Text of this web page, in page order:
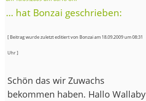
... hat Bonzai geschrieben:
[ Beitrag wurde zuletzt editiert von Bonzai am 18.09.2009 um 08:31
Uhr ]
Schön das wir Zuwachs
bekommen haben. Hallo Wallaby